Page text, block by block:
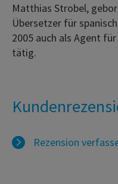
Matthias Strobel,
Übersetzer für
2005 auch als Agent
tätig.
Rezension